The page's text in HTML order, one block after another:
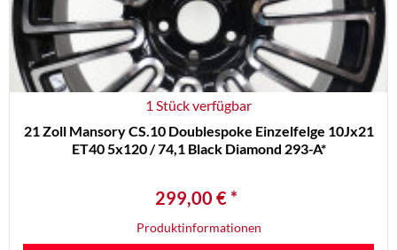
1 Stück verfügbar
21 Zoll Mansory CS.10 Doublespoke Einzelfelge 10Jx21
ET40 5x120 / 74,1 Black Diamond 293-A*
299,00 € *
Produktinformationen